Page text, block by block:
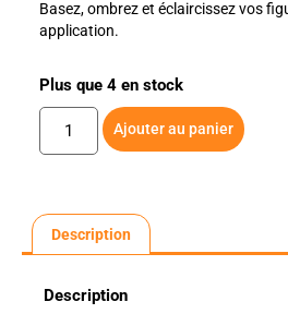
Basez, ombrez et éclaircissez vos
application.
Plus que 4 en stock
Ajouter au panier
Description
Description